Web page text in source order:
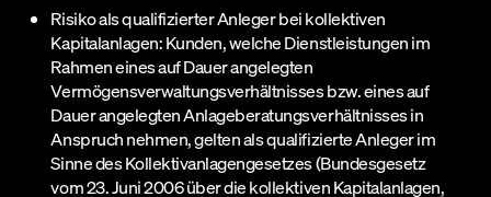
Risiko als qualifizierter Anleger bei kollektiven
Kapitalanlagen: Kunden, welche Dienstleistungen im
Rahmen eines auf Dauer angelegten
Vermögensverwaltungsverhältnisses bzw. eines auf
Dauer angelegten Anlageberatungsverhältnisses in
Anspruch nehmen, gelten als qualifizierte Anleger im
Sinne des Kollektivanlagengesetzes (Bundesgesetz
vom 23. Juni 2006 über die kollektiven Kapitalanlagen,